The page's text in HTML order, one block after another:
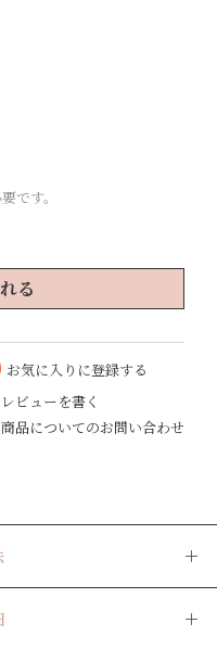
です。
る
お気に入りに登録する
レビューを書く
商品についてのお問い合わせ